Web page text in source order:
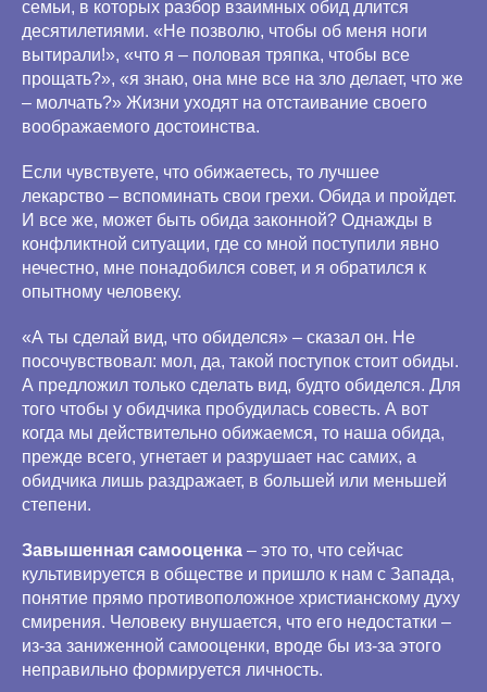
семьи, в которых разбор взаимных обид длится
десятилетиями. «Не позволю, чтобы об меня ноги
вытирали!», «что я – половая тряпка, чтобы все
прощать?», «я знаю, она мне все на зло делает, что же
– молчать?» Жизни уходят на отстаивание своего
воображаемого достоинства.
Если чувствуете, что обижаетесь, то лучшее
лекарство – вспоминать свои грехи. Обида и пройдет.
И все же, может быть обида законной? Однажды в
конфликтной ситуации, где со мной поступили явно
нечестно, мне понадобился совет, и я обратился к
опытному человеку.
«А ты сделай вид, что обиделся» – сказал он. Не
посочувствовал: мол, да, такой поступок стоит обиды.
А предложил только сделать вид, будто обиделся. Для
того чтобы у обидчика пробудилась совесть. А вот
когда мы действительно обижаемся, то наша обида,
прежде всего, угнетает и разрушает нас самих, а
обидчика лишь раздражает, в большей или меньшей
степени.
Завышенная самооценка – это то, что сейчас
культивируется в обществе и пришло к нам с Запада,
понятие прямо противоположное христианскому духу
смирения. Человеку внушается, что его недостатки –
из-за заниженной самооценки, вроде бы из-за этого
неправильно формируется личность.